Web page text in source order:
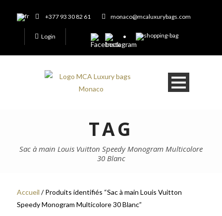
+377 93 30 82 61 monaco@mcaluxurybags.com
Login
TAG
Sac à main Louis Vuitton Speedy Monogram Multicolore
30 Blanc
Accueil / Produits identifiés “Sac à main Louis Vuitton
Speedy Monogram Multicolore 30 Blanc”